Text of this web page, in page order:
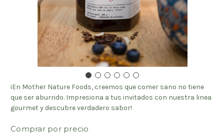
¡En Mother Nature Foods, creemos que comer sano no tiene
que ser aburrido. Impresiona a tus invitados con nuestra linea
gourmet y descubre verdadero sabor!
Comprar por precio